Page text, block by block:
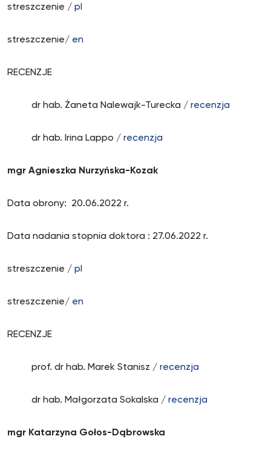
streszczenie / pl
streszczenie/ en
RECENZJE
dr hab. Żaneta Nalewajk-Turecka / recenzja
dr hab. Irina Lappo / recenzja
mgr Agnieszka Nurzyńska-Kozak
Data obrony: 20.06.2022 r.
Data nadania stopnia doktora : 27.06.2022 r.
streszczenie / pl
streszczenie/ en
RECENZJE
prof. dr hab. Marek Stanisz / recenzja
dr hab. Małgorzata Sokalska / recenzja
mgr Katarzyna Gołos-Dąbrowska